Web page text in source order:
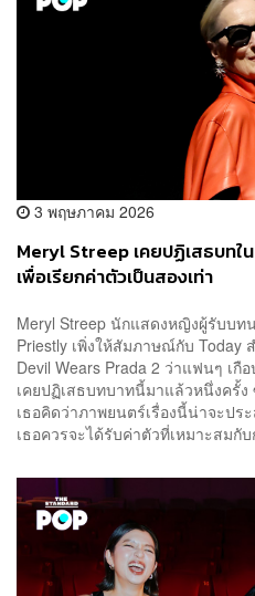
3 พฤษภาคม 2026
Meryl Streep เคยปฏิเสธบทใ
เพื่อเรียกค่าตัวเป็นสองเท่า
Meryl Streep นักแสดงหญิงผู้รับบท
Priestly เพิ่งให้สัมภาษณ์กับ Today
Devil Wears Prada 2 ว่าแฟนๆ เกื
เคยปฏิเสธบทบาทนี้มาแล้วหนึ่งครั้
เธอคิดว่าภาพยนตร์เรื่องนี้น่าจะปร
เธอควรจะได้รับค่าตัวที่เหมาะสมกั